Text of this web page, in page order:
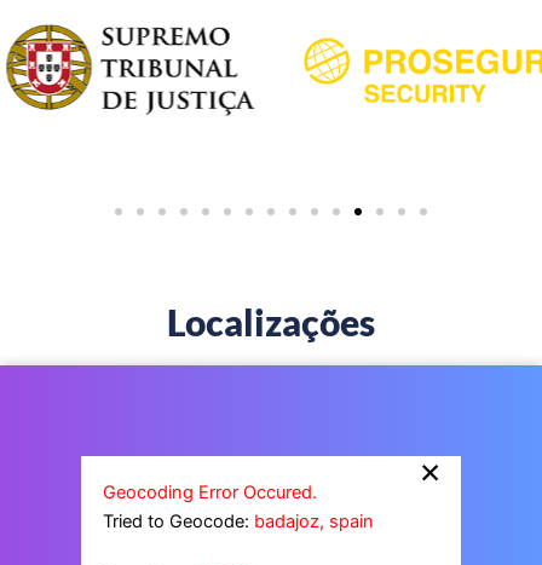
Localizações
×
Geocoding Error Occured.
Tried to Geocode: badajoz, spain